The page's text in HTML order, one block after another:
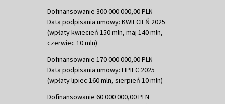
Dofinansowanie 300 000 000,00 PLN
Data podpisania umowy: KWIECIEŃ 2025
(wpłaty kwiecień 150 mln, maj 140 mln,
czerwiec 10 mln)
Dofinansowanie 170 000 000,00 PLN
Data podpisania umowy: LIPIEC 2025
(wpłaty lipiec 160 mln, sierpień 10 mln)
Dofinansowanie 60 000 000,00 PLN